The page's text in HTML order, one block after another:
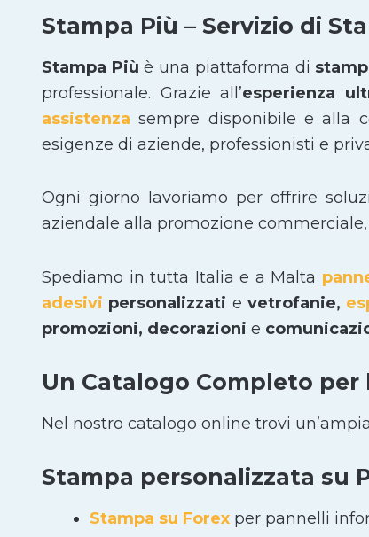
Stampa Più – Servizio di
Stampa Più è una piattaforma di
professionale. Grazie all’esperienza
assistenza sempre disponibile e alla
esigenze di aziende, professionisti e
Ogni giorno lavoriamo per offrire
aziendale alla promozione
Spediamo in tutta Italia e a Malta
adesivi personalizzati e vetrofanie,
promozioni, decorazioni e
Un Catalogo Completo per
Nel nostro catalogo online trovi
Stampa personalizzata su
Stampa su Forex per pannelli